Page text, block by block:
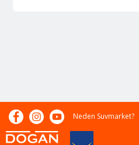
Neden Suvmarket?